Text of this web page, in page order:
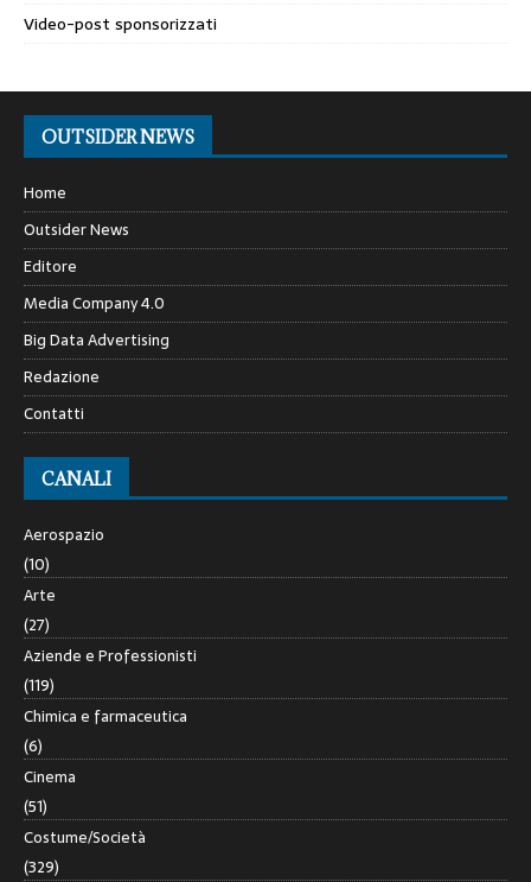
Video-post sponsorizzati
OUTSIDER NEWS
Home
Outsider News
Editore
Media Company 4.0
Big Data Advertising
Redazione
Contatti
CANALI
Aerospazio
(10)
Arte
(27)
Aziende e Professionisti
(119)
Chimica e farmaceutica
(6)
Cinema
(51)
Costume/Società
(329)